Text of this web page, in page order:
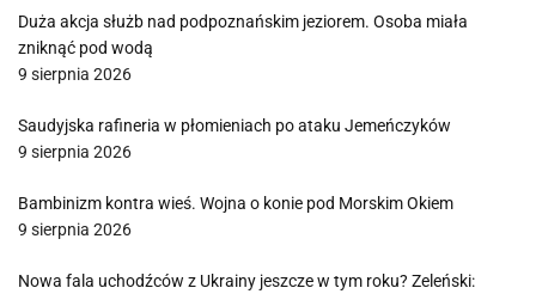
Duża akcja służb nad podpoznańskim jeziorem. Osoba miała
zniknąć pod wodą
9 sierpnia 2026
Saudyjska rafineria w płomieniach po ataku Jemeńczyków
9 sierpnia 2026
Bambinizm kontra wieś. Wojna o konie pod Morskim Okiem
9 sierpnia 2026
Nowa fala uchodźców z Ukrainy jeszcze w tym roku? Zeleński: